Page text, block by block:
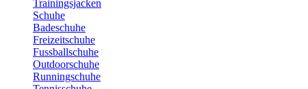
Trainingsjacken
Schuhe
Badeschuhe
Freizeitschuhe
Fussballschuhe
Outdoorschuhe
Runningschuhe